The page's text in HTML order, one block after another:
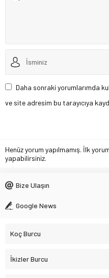
Daha sonraki yorumlarımda
ve site adresim bu tarayıcıya
Henüz yorum yapılmamış. İlk
yapabilirsiniz.
Bize Ulaşın
Google News
Koç Burcu
İkizler Burcu